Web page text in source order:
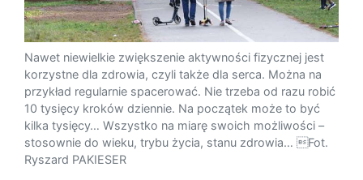
Nawet niewielkie zwiększenie aktywności fizycznej jest
korzystne dla zdrowia, czyli także dla serca. Można na
przykład regularnie spacerować. Nie trzeba od razu robić
10 tysięcy kroków dziennie. Na początek może to być
kilka tysięcy… Wszystko na miarę swoich możliwości –
stosownie do wieku, trybu życia, stanu zdrowia… Fot.
Ryszard PAKIESER